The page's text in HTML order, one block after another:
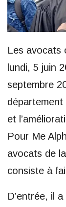
Les avocats
lundi, 5 juin
septembre
département
et
Pour Me
avocats de
consiste à
D’entrée, il